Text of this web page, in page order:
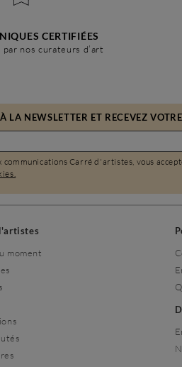
CERTIFIÉES
nos curateurs d’art
LA NEWSLETTER ET RECEVEZ
communications Carré d'artistes, vous
moment